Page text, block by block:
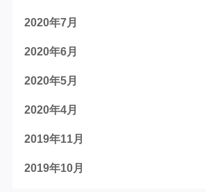
2020年7月
2020年6月
2020年5月
2020年4月
2019年11月
2019年10月